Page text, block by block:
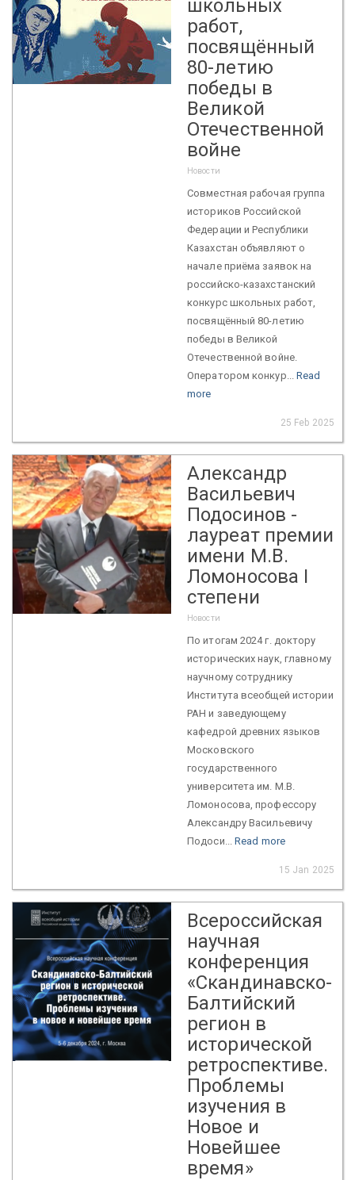
школьных
работ,
посвящённый
80-летию
победы в
Великой
Отечественной
войне
Новости
Совместная рабочая группа
историков Российской
Федерации и Республики
Казахстан объявляют о
начале приёма заявок на
российско-казахстанский
конкурс школьных работ,
посвящённый 80-летию
победы в Великой
Отечественной войне.
Оператором конкур...Read
more
25 Feb 2025
Александр
Васильевич
Подосинов -
лауреат премии
имени М.В.
Ломоносова I
степени
Новости
По итогам 2024 г. доктору
исторических наук, главному
научному сотруднику
Института всеобщей истории
РАН и заведующему
кафедрой древних языков
Московского
государственного
университета им. М.В.
Ломоносова, профессору
Александру Васильевичу
Подоси... Read more
15 Jan 2025
Всероссийская
научная
конференция
«Скандинавско-
Балтийский
регион в
исторической
ретроспективе.
Проблемы
изучения в
Новое и
Новейшее
время»